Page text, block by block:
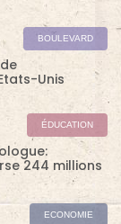
SPORT
Amiens
FAUT SAVOIR
laisse
POLITIQUE